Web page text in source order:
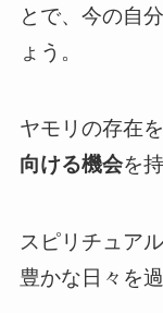
とで、今の自
ょう。
ヤモリの存在を
向ける機会を
スピリチュア
豊かな日々を